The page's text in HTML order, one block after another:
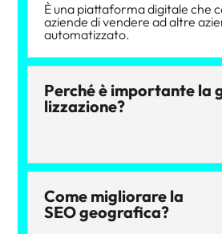
È una piattaforma digitale che
aziende di vendere ad altre
automatizzato.
Perché è importante la
lizzazione?
Come migliorare la
SEO geografica?